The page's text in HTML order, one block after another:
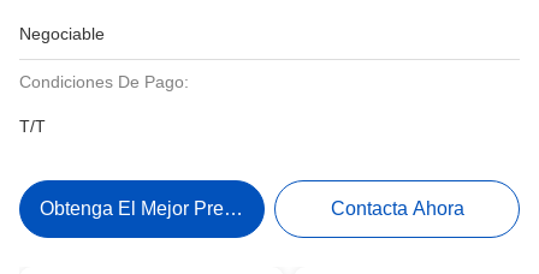
Negociable
Condiciones De Pago:
T/T
Obtenga El Mejor Precio Contacta Ahora